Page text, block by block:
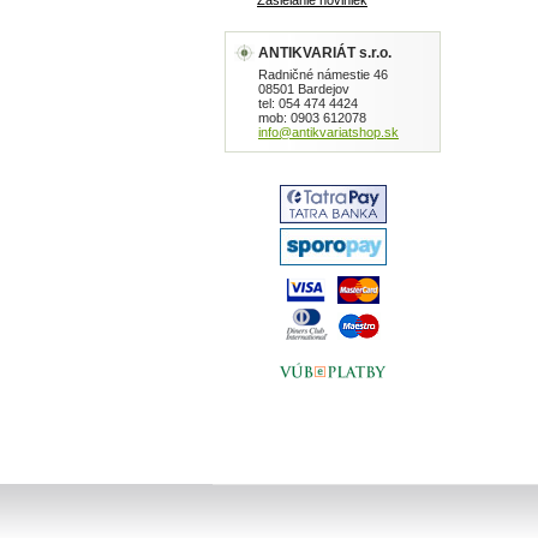
ANTIKVARIÁT s.r.o.
Radničné námestie 46
08501 Bardejov
tel: 054 474 4424
mob: 0903 612078
info@antikvariatshop.sk